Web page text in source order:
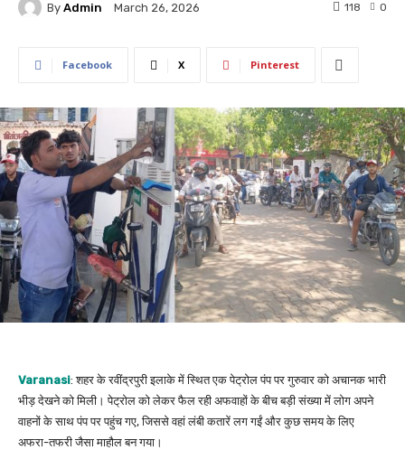
By Admin March 26, 2026 0
118
Facebook X Pinterest
Varanasi: शहर के रवींद्रपुरी इलाके में स्थित एक पेट्रोल पंप पर गुरुवार को अचानक भारी
भीड़ देखने को मिली। पेट्रोल को लेकर फैल रही अफवाहों के बीच बड़ी संख्या में लोग अपने
वाहनों के साथ पंप पर पहुंच गए, जिससे वहां लंबी कतारें लग गईं और कुछ समय के लिए
अफरा-तफरी जैसा माहौल बन गया।